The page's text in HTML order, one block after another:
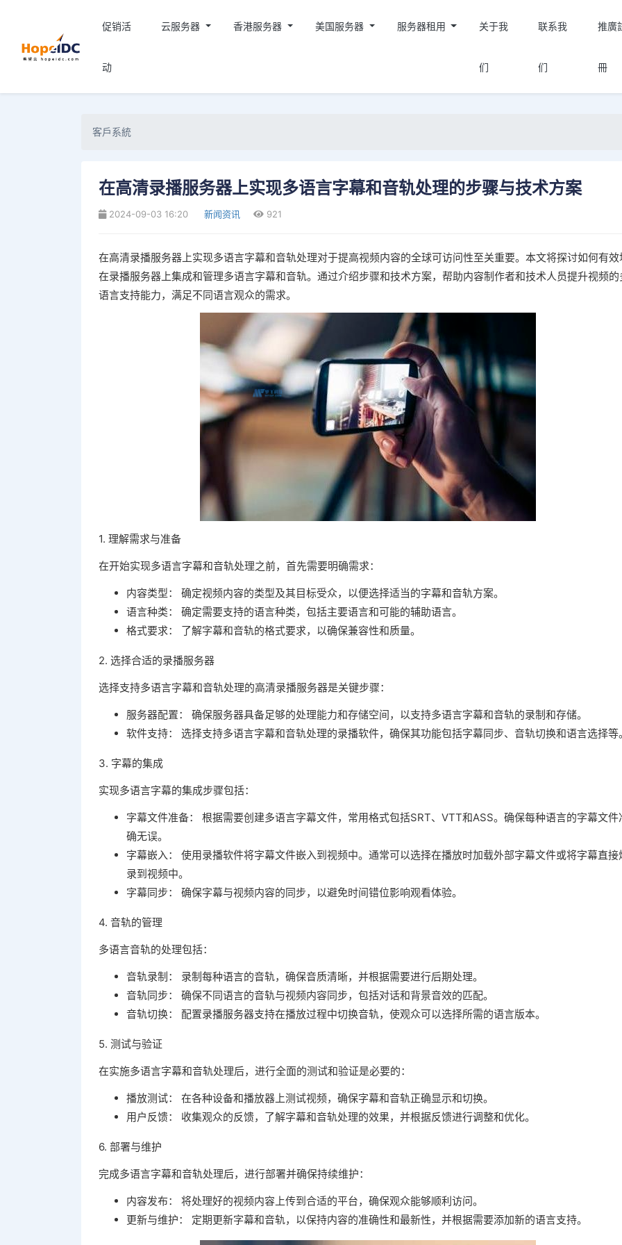
促销活
动
云服务器 香港服务器 美国服务器 服务器租用 关于我
们
联系我
们
推廣
冊
客戶系統
在高清录播服务器上实现多语言字幕和音轨处理的步骤与技术方案
2024-09-03 16:20 新闻资讯 921
在高清录播服务器上实现多语言字幕和音轨处理对于提高视频内容的全球可访问性至关重要。本文将探讨如何有效
在录播服务器上集成和管理多语言字幕和音轨。通过介绍步骤和技术方案，帮助内容制作者和技术人员提升视频的
语言支持能力，满足不同语言观众的需求。
1. 理解需求与准备
在开始实现多语言字幕和音轨处理之前，首先需要明确需求：
内容类型： 确定视频内容的类型及其目标受众，以便选择适当的字幕和音轨方案。
语言种类： 确定需要支持的语言种类，包括主要语言和可能的辅助语言。
格式要求： 了解字幕和音轨的格式要求，以确保兼容性和质量。
2. 选择合适的录播服务器
选择支持多语言字幕和音轨处理的高清录播服务器是关键步骤：
服务器配置： 确保服务器具备足够的处理能力和存储空间，以支持多语言字幕和音轨的录制和存储。
软件支持： 选择支持多语言字幕和音轨处理的录播软件，确保其功能包括字幕同步、音轨切换和语言选择等。
3. 字幕的集成
实现多语言字幕的集成步骤包括：
字幕文件准备： 根据需要创建多语言字幕文件，常用格式包括SRT、VTT和ASS。确保每种语言的字幕文件
确无误。
字幕嵌入： 使用录播软件将字幕文件嵌入到视频中。通常可以选择在播放时加载外部字幕文件或将字幕直接
录到视频中。
字幕同步： 确保字幕与视频内容的同步，以避免时间错位影响观看体验。
4. 音轨的管理
多语言音轨的处理包括：
音轨录制： 录制每种语言的音轨，确保音质清晰，并根据需要进行后期处理。
音轨同步： 确保不同语言的音轨与视频内容同步，包括对话和背景音效的匹配。
音轨切换： 配置录播服务器支持在播放过程中切换音轨，使观众可以选择所需的语言版本。
5. 测试与验证
在实施多语言字幕和音轨处理后，进行全面的测试和验证是必要的：
播放测试： 在各种设备和播放器上测试视频，确保字幕和音轨正确显示和切换。
用户反馈： 收集观众的反馈，了解字幕和音轨处理的效果，并根据反馈进行调整和优化。
6. 部署与维护
完成多语言字幕和音轨处理后，进行部署并确保持续维护：
内容发布： 将处理好的视频内容上传到合适的平台，确保观众能够顺利访问。
更新与维护： 定期更新字幕和音轨，以保持内容的准确性和最新性，并根据需要添加新的语言支持。